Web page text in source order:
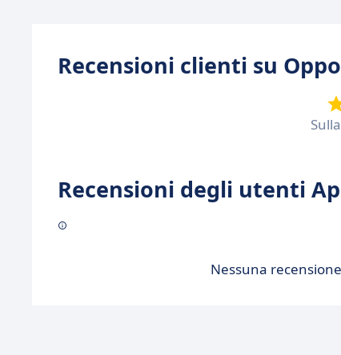
Recensioni clienti su
Recensioni degli utenti
Nessuna